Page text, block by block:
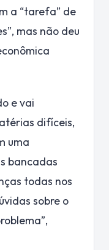
a “tarefa” de
mas não deu
e vai
difíceis,
uma
bancadas
todas nos
sobre o